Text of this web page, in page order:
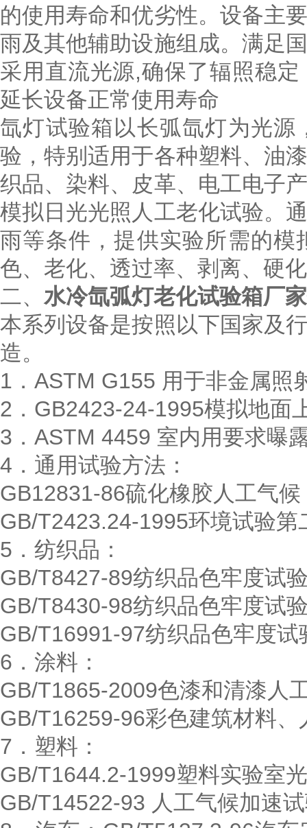
的使用寿命和优劣性。设备主
雨及其他辅助设施组成。满足
采用直流光源,确保了辐照稳
延长设备正常使用寿命
氙灯试验箱以长弧氙灯为光
验，特别适用于各种塑料、油
织品、染料、皮革、电工电子
模拟日光光照人工老化试验。
雨等条件，提供实验所需的
色、老化、透过率、剥离、硬
二、 水冷氙弧灯老化试验箱厂
本系列设备是按照以下国家及
造。
1．ASTM G155 用于非金属照
2．GB2423-24-1995模拟地面
3．ASTM 4459 室内用要求曝
4．通用试验方法：
GB12831-86硫化橡胶人工气
GB/T2423.24-1995环境试验第
5．纺织品：
GB/T8427-89纺织品色牢度试
GB/T8430-98纺织品色牢度试
GB/T16991-97纺织品色牢度
6．涂料：
GB/T1865-2009色漆和清漆人
GB/T16259-96彩色建筑材料
7．塑料：
GB/T1644.2-1999塑料实验室
GB/T14522-93 人工气候加速